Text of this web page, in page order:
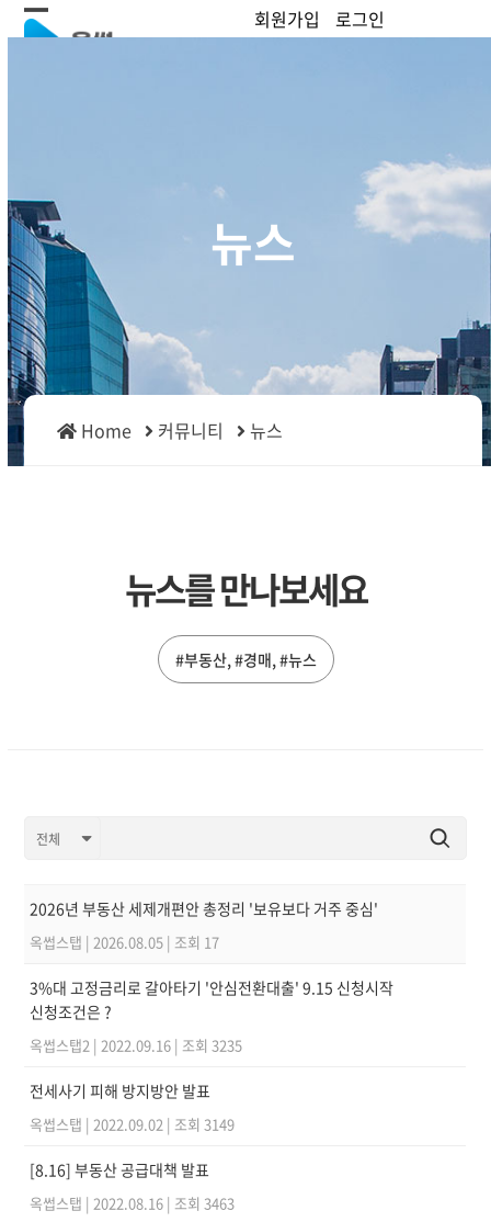
Skip
to
회원가입 로그인
Open
Close
뉴스
Home 커뮤니티 뉴스
뉴스를 만나보세요
#부동산, #경매, #뉴스
2026년 부동산 세제개편안 총정리 '보유보다 거주 중심'
옥썹스탭 | 2026.08.05 | 조회 17
3%대 고정금리로 갈아타기 '안심전환대출' 9.15 신청시작
신청조건은 ?
옥썹스탭2 | 2022.09.16 | 조회 3235
전세사기 피해 방지방안 발표
옥썹스탭 | 2022.09.02 | 조회 3149
[8.16] 부동산 공급대책 발표
옥썹스탭 | 2022.08.16 | 조회 3463